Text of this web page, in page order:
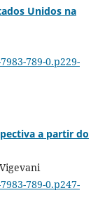
Unidos na
789-0.p229-
a partir do
789-0.p247-